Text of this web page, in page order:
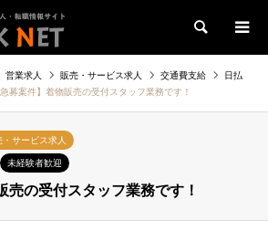
検索
営業求人 販売・サービス求人 交通費支給
日払
急募案件】着物販売の受付スタッフ業務です！
・サービス求人
未経験者歓迎
売の受付スタッフ業務です！